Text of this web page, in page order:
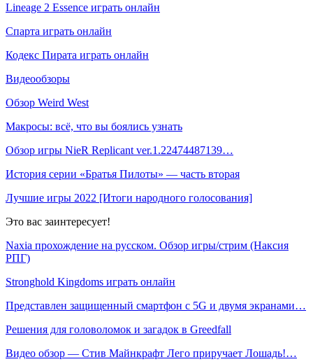
Lineage 2 Essence играть онлайн
Спарта играть онлайн
Кодекс Пирата играть онлайн
Видеообзоры
Обзор Weird West
Макросы: всё, что вы боялись узнать
Обзор игры NieR Replicant ver.1.22474487139…
История серии «Братья Пилоты» — часть вторая
Лучшие игры 2022 [Итоги народного голосования]
Это вас заинтересует!
Naxia прохождение на русском. Обзор игры/стрим (Наксия
РПГ)
Stronghold Kingdoms играть онлайн
Представлен защищенный смартфон с 5G и двумя экранами…
Решения для головоломок и загадок в Greedfall
Видео обзор — Стив Майнкрафт Лего приручает Лошадь!…